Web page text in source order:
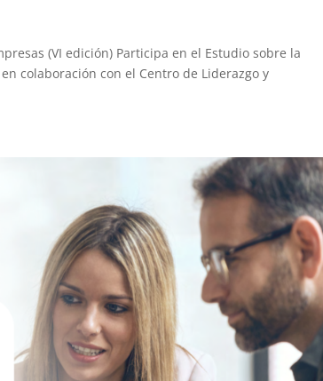
(VI edición) Participa en el Estudio sobre la
colaboración con el Centro de Liderazgo y